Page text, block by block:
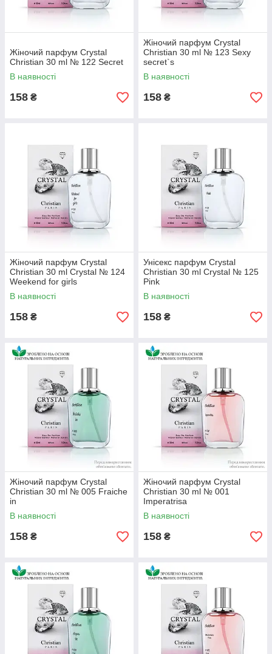
Жіночий парфум Crystal
Christian 30 ml № 122 Secret
В наявності
158 ₴
Жіночий парфум Crystal
Christian 30 ml № 123 Sexy
secret`s
В наявності
158 ₴
Жіночий парфум Crystal
Christian 30 ml Crystal № 124
Weekend for girls
В наявності
158 ₴
Унісекс парфум Crystal
Christian 30 ml Crystal № 125
Pink
В наявності
158 ₴
Жіночий парфум Crystal
Christian 30 ml № 005 Fraiche
in
В наявності
158 ₴
Жіночий парфум Crystal
Christian 30 ml № 001
Imperatrisa
В наявності
158 ₴